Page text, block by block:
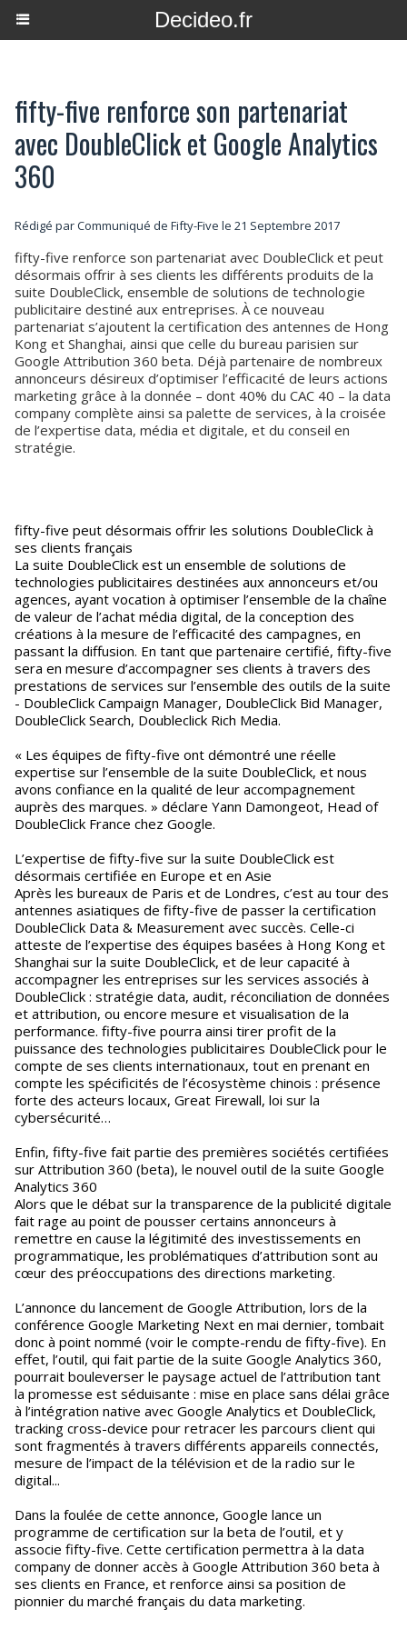
Decideo.fr
fifty-five renforce son partenariat
avec DoubleClick et Google Analytics
360
Rédigé par Communiqué de Fifty-Five le 21 Septembre 2017
fifty-five renforce son partenariat avec DoubleClick et peut
désormais offrir à ses clients les différents produits de la
suite DoubleClick, ensemble de solutions de technologie
publicitaire destiné aux entreprises. À ce nouveau
partenariat s’ajoutent la certification des antennes de Hong
Kong et Shanghai, ainsi que celle du bureau parisien sur
Google Attribution 360 beta. Déjà partenaire de nombreux
annonceurs désireux d’optimiser l’efficacité de leurs actions
marketing grâce à la donnée – dont 40% du CAC 40 – la data
company complète ainsi sa palette de services, à la croisée
de l’expertise data, média et digitale, et du conseil en
stratégie.
fifty-five peut désormais offrir les solutions DoubleClick à
ses clients français
La suite DoubleClick est un ensemble de solutions de
technologies publicitaires destinées aux annonceurs et/ou
agences, ayant vocation à optimiser l’ensemble de la chaîne
de valeur de l’achat média digital, de la conception des
créations à la mesure de l’efficacité des campagnes, en
passant la diffusion. En tant que partenaire certifié, fifty-five
sera en mesure d’accompagner ses clients à travers des
prestations de services sur l’ensemble des outils de la suite
- DoubleClick Campaign Manager, DoubleClick Bid Manager,
DoubleClick Search, Doubleclick Rich Media.
« Les équipes de fifty-five ont démontré une réelle
expertise sur l’ensemble de la suite DoubleClick, et nous
avons confiance en la qualité de leur accompagnement
auprès des marques. » déclare Yann Damongeot, Head of
DoubleClick France chez Google.
L’expertise de fifty-five sur la suite DoubleClick est
désormais certifiée en Europe et en Asie
Après les bureaux de Paris et de Londres, c’est au tour des
antennes asiatiques de fifty-five de passer la certification
DoubleClick Data & Measurement avec succès. Celle-ci
atteste de l’expertise des équipes basées à Hong Kong et
Shanghai sur la suite DoubleClick, et de leur capacité à
accompagner les entreprises sur les services associés à
DoubleClick : stratégie data, audit, réconciliation de données
et attribution, ou encore mesure et visualisation de la
performance. fifty-five pourra ainsi tirer profit de la
puissance des technologies publicitaires DoubleClick pour le
compte de ses clients internationaux, tout en prenant en
compte les spécificités de l’écosystème chinois : présence
forte des acteurs locaux, Great Firewall, loi sur la
cybersécurité…
Enfin, fifty-five fait partie des premières sociétés certifiées
sur Attribution 360 (beta), le nouvel outil de la suite Google
Analytics 360
Alors que le débat sur la transparence de la publicité digitale
fait rage au point de pousser certains annonceurs à
remettre en cause la légitimité des investissements en
programmatique, les problématiques d’attribution sont au
cœur des préoccupations des directions marketing.
L’annonce du lancement de Google Attribution, lors de la
conférence Google Marketing Next en mai dernier, tombait
donc à point nommé (voir le compte-rendu de fifty-five). En
effet, l’outil, qui fait partie de la suite Google Analytics 360,
pourrait bouleverser le paysage actuel de l’attribution tant
la promesse est séduisante : mise en place sans délai grâce
à l’intégration native avec Google Analytics et DoubleClick,
tracking cross-device pour retracer les parcours client qui
sont fragmentés à travers différents appareils connectés,
mesure de l’impact de la télévision et de la radio sur le
digital...
Dans la foulée de cette annonce, Google lance un
programme de certification sur la beta de l’outil, et y
associe fifty-five. Cette certification permettra à la data
company de donner accès à Google Attribution 360 beta à
ses clients en France, et renforce ainsi sa position de
pionnier du marché français du data marketing.